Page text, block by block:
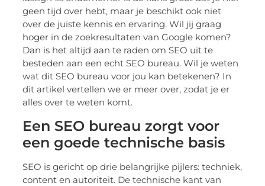
geen tijd over hebt, maar je beschikt ook niet
over de juiste kennis en ervaring. Wil jij graag
hoger in de zoekresultaten van Google komen?
Dan is het altijd aan te raden om SEO uit te
besteden aan een echt SEO bureau. Wil je weten
wat dit SEO bureau voor jou kan betekenen? In
dit artikel vertellen we er meer over, zodat je er
alles over te weten komt.
Een SEO bureau zorgt voor
een goede technische basis
SEO is gericht op drie belangrijke pijlers: techniek,
content en autoriteit. De technische kant van